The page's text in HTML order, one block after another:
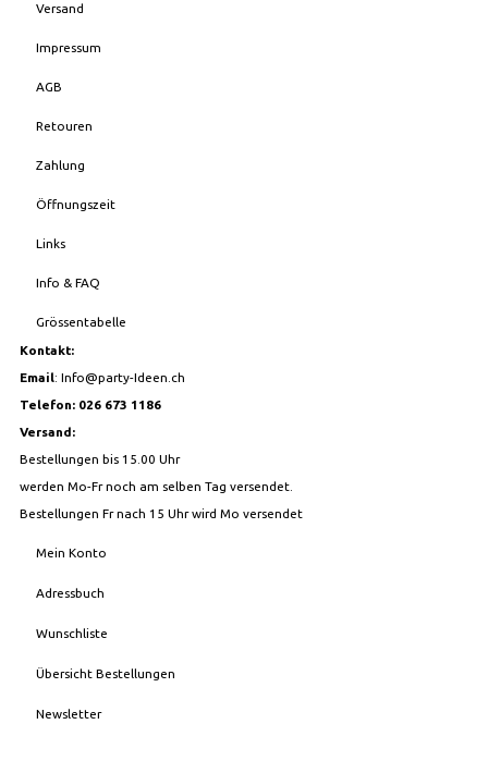
Versand
Impressum
AGB
Retouren
Zahlung
Öffnungszeit
Links
Info & FAQ
Grössentabelle
Kontakt:
Email: Info@party-Ideen.ch
Telefon: 026 673 1186
Versand:
Bestellungen bis 15.00 Uhr
werden Mo-Fr noch am selben Tag versendet.
Bestellungen Fr nach 15 Uhr wird Mo versendet
Mein Konto
Adressbuch
Wunschliste
Übersicht Bestellungen
Newsletter